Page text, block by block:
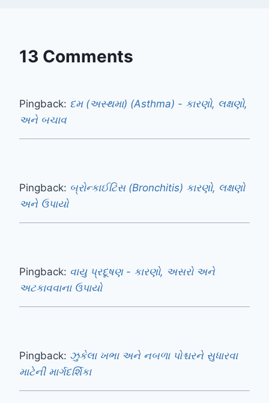
13 Comments
Pingback: દમ (અસ્થમા) (Asthma) - કારણો, લક્ષણો,
અને બચાવ
Pingback: બ્રોન્કાઈટિસ (Bronchitis) કારણો, લક્ષણો
અને ઉપાયો
Pingback: વાયુ પ્રદૂષણ - કારણો, અસરો અને
અટકાવવાના ઉપાયો
Pingback: ઝુકેલા ખભા અને નબળા પોશ્ચરને સુધારવા
માટેની માર્ગદર્શિકા